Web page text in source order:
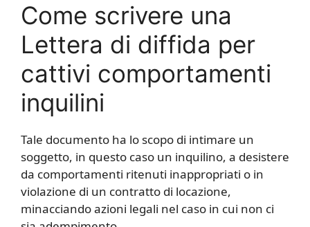
Come scrivere una
Lettera di diffida per
cattivi comportamenti
inquilini
Tale documento ha lo scopo di intimare un
soggetto, in questo caso un inquilino, a desistere
da comportamenti ritenuti inappropriati o in
violazione di un contratto di locazione,
minacciando azioni legali nel caso in cui non ci